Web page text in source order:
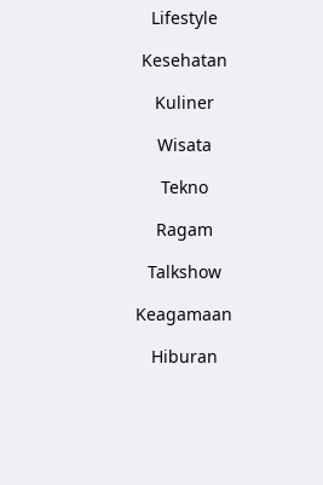
Lifestyle
Kesehatan
Kuliner
Wisata
Tekno
Ragam
Talkshow
Keagamaan
Hiburan